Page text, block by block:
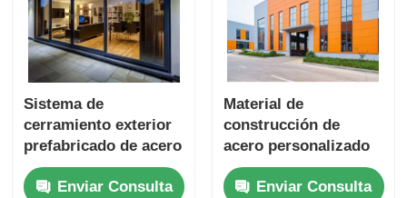
Sistema de
cerramiento exterior
prefabricado de acero
de fácil traslado
Enviar Consulta
Material de
construcción de
acero personalizado
para almacenes
Talleres y escuelas
Enviar Consulta